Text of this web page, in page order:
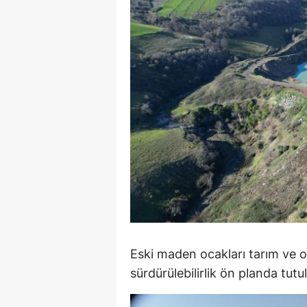
Eski maden ocakları tarım ve
sürdürülebilirlik ön planda